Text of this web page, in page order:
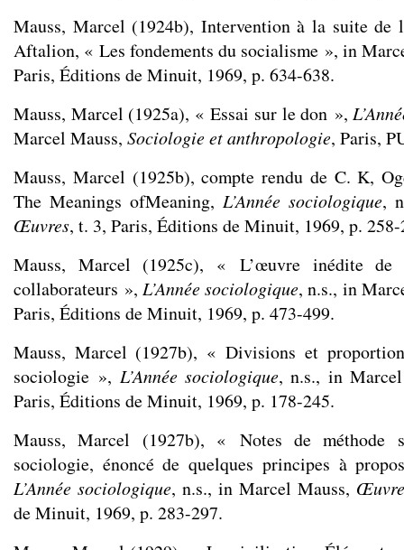
Mauss, Marcel (1924b), Intervention à la suite de
Aftalion, « Les fondements du socialisme », in
Paris, Éditions de Minuit, 1969, p. 634-638.
Mauss, Marcel (1925a), « Essai sur le don »,
Marcel Mauss, Sociologie et anthropologie, Paris,
Mauss, Marcel (1925b), compte rendu de C. K,
The Meanings ofMeaning, L’Année sociologique,
Œuvres, t. 3, Paris, Éditions de Minuit, 1969, p.
Mauss, Marcel (1925c), « L’œuvre inédite
collaborateurs »,L’Année sociologique, n.s., in
Paris, Éditions de Minuit, 1969, p. 473-499.
Mauss, Marcel (1927b), « Divisions et
sociologie », L’Année sociologique, n.s., in
Paris, Éditions de Minuit, 1969, p. 178-245.
Mauss, Marcel (1927b), « Notes de méthode
sociologie, énoncé de quelques principes à
L’Année sociologique, n.s., in Marcel Mauss,
de Minuit, 1969, p. 283-297.